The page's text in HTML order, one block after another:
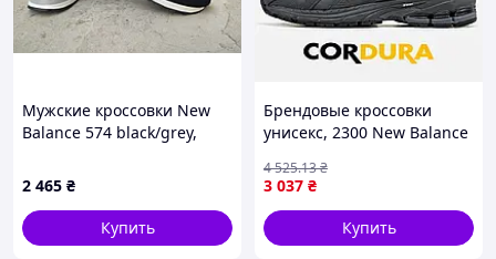
Мужские кроссовки New
Balance 574 black/grey,
демисезонные черные с
серым 42 (26,5 см)
2 465 ₴
Купить
Брендовые кроссовки
унисекс, 2300 New Balance
3 037 ₴
4 525.13₴
Купить